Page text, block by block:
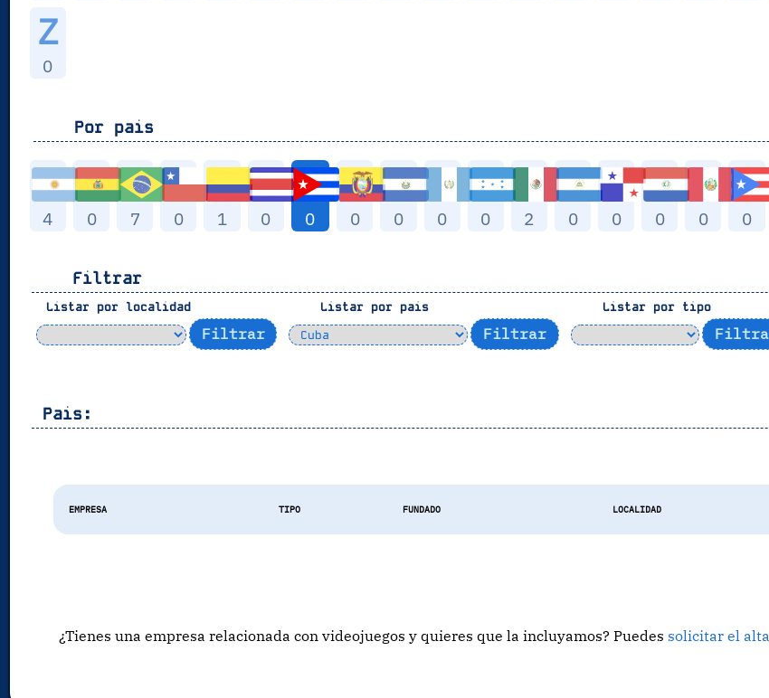
Z
0
Por pais
4 0 7 0 1 0 0 0 0 0 0 2 0 0 0 0 0
Filtrar
Listar por localidad Listar por pais Listar por tipo
Pais:
EMPRESA TIPO FUNDADO LOCALIDAD
¿Tienes una empresa relacionada con videojuegos y quieres que la incluyamos? Puedes solicitar el alta